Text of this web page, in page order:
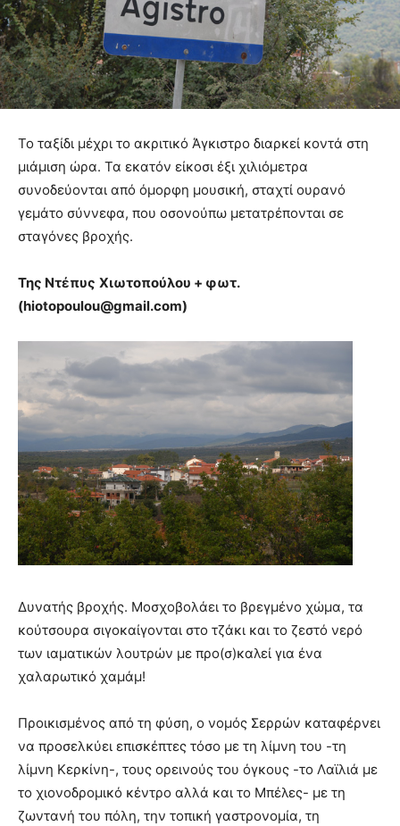
Το ταξίδι μέχρι το ακριτικό Άγκιστρο διαρκεί κοντά στη
μιάμιση ώρα. Τα εκατόν είκοσι έξι χιλιόμετρα
συνοδεύονται από όμορφη μουσική, σταχτί ουρανό
γεμάτο σύννεφα, που οσονούπω μετατρέπονται σε
σταγόνες βροχής.
Της Ντέπυς Χιωτοπούλου + φωτ.
(hiotopoulou@gmail.com)
Δυνατής βροχής. Μοσχοβολάει το βρεγμένο χώμα, τα
κούτσουρα σιγοκαίγονται στο τζάκι και το ζεστό νερό
των ιαματικών λουτρών με προ(σ)καλεί για ένα
χαλαρωτικό χαμάμ!
Προικισμένος από τη φύση, ο νομός Σερρών καταφέρνει
να προσελκύει επισκέπτες τόσο με τη λίμνη του -τη
λίμνη Κερκίνη-, τους ορεινούς του όγκους -το Λαϊλιά με
το χιονοδρομικό κέντρο αλλά και το Μπέλες- με τη
ζωντανή του πόλη, την τοπική γαστρονομία, τη